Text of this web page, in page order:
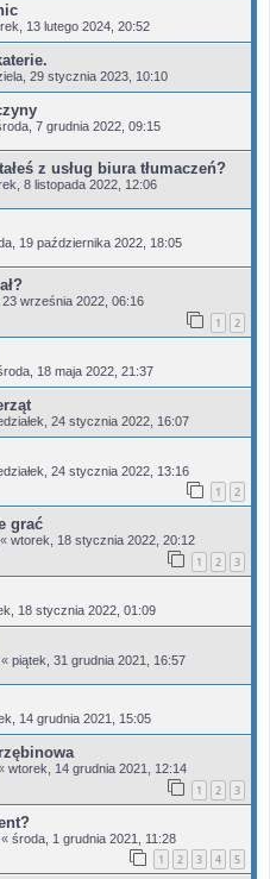
13 lutego 2024, 20:52
29 stycznia 2023, 10:10
7 grudnia 2022, 09:15
z usług biura tłumaczeń?
8 listopada 2022, 12:06
19 października 2022, 18:05
września 2022, 06:16
1 2
18 maja 2022, 21:37
24 stycznia 2022, 16:07
24 stycznia 2022, 13:16
1 2
grać
« wtorek, 18 stycznia 2022, 20:12
1 2 3
18 stycznia 2022, 01:09
« piątek, 31 grudnia 2021, 16:57
14 grudnia 2021, 15:05
wtorek, 14 grudnia 2021, 12:14
1 2 3
« środa, 1 grudnia 2021, 11:28
1 2 3 4 5